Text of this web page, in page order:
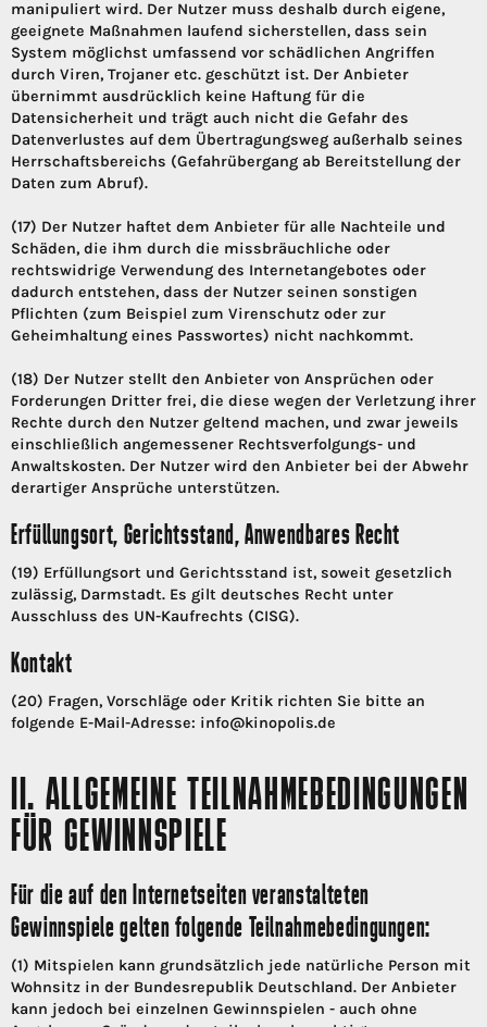
manipuliert wird. Der Nutzer muss deshalb durch eigene,
geeignete Maßnahmen laufend sicherstellen, dass sein
System möglichst umfassend vor schädlichen Angriffen
durch Viren, Trojaner etc. geschützt ist. Der Anbieter
übernimmt ausdrücklich keine Haftung für die
Datensicherheit und trägt auch nicht die Gefahr des
Datenverlustes auf dem Übertragungsweg außerhalb seines
Herrschaftsbereichs (Gefahrübergang ab Bereitstellung der
Daten zum Abruf).
(17) Der Nutzer haftet dem Anbieter für alle Nachteile und
Schäden, die ihm durch die missbräuchliche oder
rechtswidrige Verwendung des Internetangebotes oder
dadurch entstehen, dass der Nutzer seinen sonstigen
Pflichten (zum Beispiel zum Virenschutz oder zur
Geheimhaltung eines Passwortes) nicht nachkommt.
(18) Der Nutzer stellt den Anbieter von Ansprüchen oder
Forderungen Dritter frei, die diese wegen der Verletzung ihrer
Rechte durch den Nutzer geltend machen, und zwar jeweils
einschließlich angemessener Rechtsverfolgungs- und
Anwaltskosten. Der Nutzer wird den Anbieter bei der Abwehr
derartiger Ansprüche unterstützen.
Erfüllungsort, Gerichtsstand, Anwendbares Recht
(19) Erfüllungsort und Gerichtsstand ist, soweit gesetzlich
zulässig, Darmstadt. Es gilt deutsches Recht unter
Ausschluss des UN-Kaufrechts (CISG).
Kontakt
(20) Fragen, Vorschläge oder Kritik richten Sie bitte an
folgende E-Mail-Adresse: info@kinopolis.de
II. ALLGEMEINE TEILNAHMEBEDINGUNGEN
FÜR GEWINNSPIELE
Für die auf den Internetseiten veranstalteten
Gewinnspiele gelten folgende Teilnahmebedingungen:
(1) Mitspielen kann grundsätzlich jede natürliche Person mit
Wohnsitz in der Bundesrepublik Deutschland. Der Anbieter
kann jedoch bei einzelnen Gewinnspielen - auch ohne